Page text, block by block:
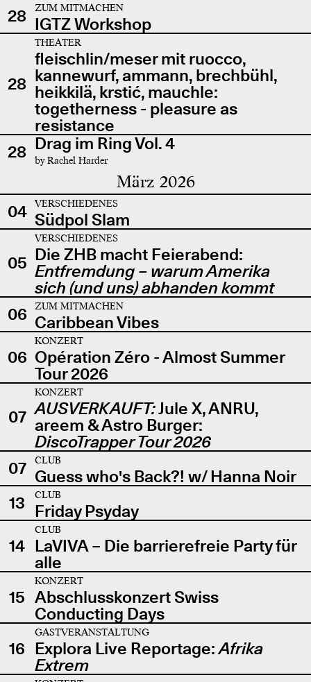
28
ZUM MITMACHEN
IGTZ Workshop
28
THEATER
fleischlin/meser mit ruocco,
kannewurf, ammann, brechbühl,
heikkilä, krstić, mauchle:
togetherness - pleasure as
resistance
28 Drag im Ring Vol. 4
by Rachel Harder
März 2026
04 VERSCHIEDENES
Südpol Slam
05
VERSCHIEDENES
Die ZHB macht Feierabend:
Entfremdung – warum Amerika
sich (und uns) abhanden kommt
06
ZUM MITMACHEN
Caribbean Vibes
06
KONZERT
Opération Zéro - Almost Summer
Tour 2026
07
KONZERT
AUSVERKAUFT:Jule X, ANRU,
areem & Astro Burger:
DiscoTrapper Tour 2026
07
CLUB
Guess who's Back?! w/ Hanna Noir
13
CLUB
Friday Psyday
14
CLUB
LaVIVA – Die barrierefreie Party für
alle
15
KONZERT
Abschlusskonzert Swiss
Conducting Days
16
GASTVERANSTALTUNG
Explora Live Reportage:Afrika
Extrem